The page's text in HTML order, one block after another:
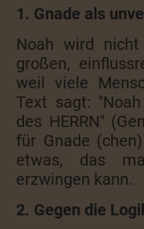
1. Gnade als
Noah wird
großen,
weil viele
Text sagt:
des HERRN"
für Gnade
etwas, das
erzwingen kann.
2. Gegen die